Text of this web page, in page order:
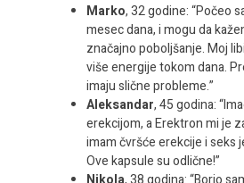
Marko, 32 godine: “Počeo
mesec dana, i mogu da
značajno poboljšanje. Moj
više energije tokom dana.
imaju slične probleme.”
Aleksandar, 45 godina:
erekcijom, a Erektron mi je
imam čvršće erekcije i seks
Ove kapsule su odlične!”